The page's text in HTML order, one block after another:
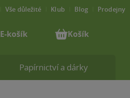
Papírnictví a dárky
Vše důležité Klub Blog Prodejny
E-košík Košík